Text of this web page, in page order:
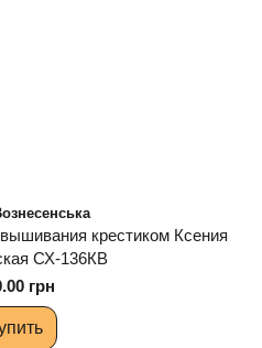
крестиком Ксения
СХ-136КВ
грн